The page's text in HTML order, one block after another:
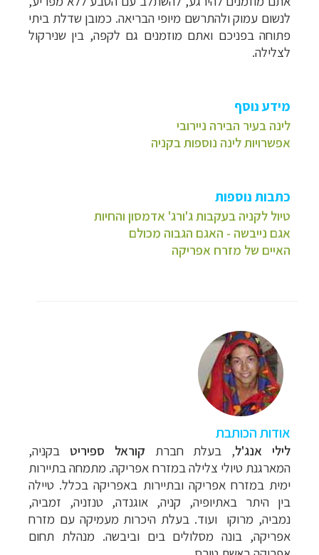
לנשום עמוק ולהתרשם מיופי הבריאה. כמובן שדלת ביתי
פתוחה בפניכם ואתם מוזמנים גם לקפה, בין שנירקול
לצלילה.
מידע נוסף
לינה בעיר הבירה ניירובי
אפשרויות לינה נוספות בקניה
כתבות נוספות
טיול לקניה בעקבות ג'ורג' אדמסון והחיות
אגם נייבשה - האגם הגבוה מכולם
האיים של מזרח אפריקה
אודות הכותבת
לילי אנג'ל, בעלת חברת קוראל ספיריט בקניה,
המארגנת טיולי צלילה במזרח אפריקה. מתמחה בתיירות
ימית במזרח אפריקה ובתיירות באפריקה בכלל. טיילה
בין היתר באתיופיה, קניה, אוגנדה, טנזניה, זמביה,
נמביה, מרוקו ועוד. בעלת היכרות מעמיקה עם מזרח
אפריקה, בונה מסלולים בים וביבשה. מנהלת תחום